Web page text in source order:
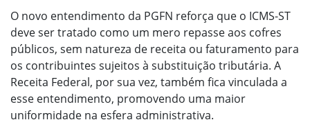
O novo entendimento da PGFN reforça que o ICMS-ST
deve ser tratado como um mero repasse aos cofres
públicos, sem natureza de receita ou faturamento para
os contribuintes sujeitos à substituição tributária. A
Receita Federal, por sua vez, também fica vinculada a
esse entendimento, promovendo uma maior
uniformidade na esfera administrativa.